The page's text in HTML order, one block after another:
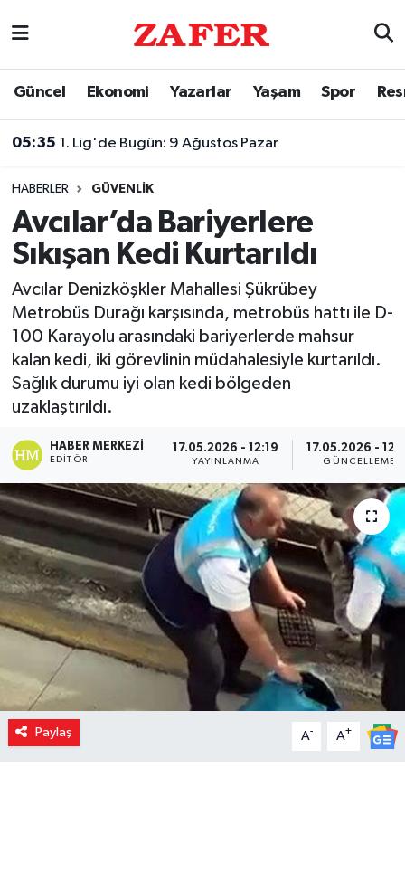
Güncel Ekonomi Yazarlar Yaşam Spor
05:35 1. Lig'de Bugün: 9 Ağustos Pazar
HABERLER GÜVENLIK
Avcılar’da Bariyerlere
Sıkışan Kedi Kurtarıldı
Avcılar Denizköşkler Mahallesi Şükrübey
Metrobüs Durağı karşısında, metrobüs hattı ile D-
100 Karayolu arasındaki bariyerlerde mahsur
kalan kedi, iki görevlinin müdahalesiyle kurtarıldı.
Sağlık durumu iyi olan kedi bölgeden
uzaklaştırıldı.
HABER MERKEZI
EDITÖR
17.05.2026 - 12:19
YAYINLANMA
17.05.2026 -
GÜNCELLEME
Paylaş A- A+
Nöbetçi Eczaneler
Trafik Durumu
Süper Lig Puan Durumu ve Fikstür
Tüm Manşetler
Son Dakika Haberleri
Haber Arşivi